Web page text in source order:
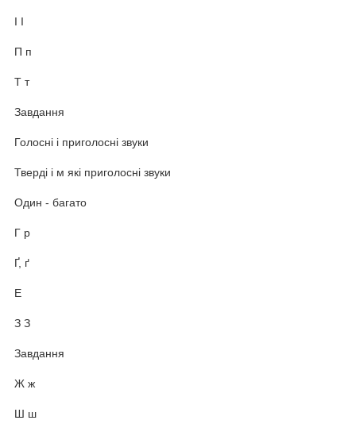
І І
П п
Т т
Завдання
Голосні і приголосні звуки
Тверді і м які приголосні звуки
Один - багато
Г р
Ґ, ґ
Е
З З
Завдання
Ж ж
Ш ш